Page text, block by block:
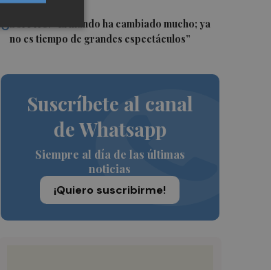
5Sol Picó: “El mundo ha cambiado mucho; ya
no es tiempo de grandes espectáculos”
Suscríbete al canal
de Whatsapp
Siempre al día de las últimas
noticias
¡Quiero suscribirme!